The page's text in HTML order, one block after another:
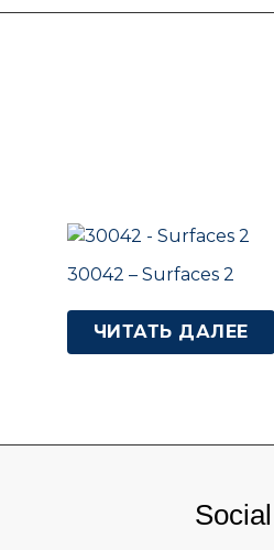
30042 – Surfaces 2
ЧИТАТЬ ДАЛЕЕ
Social